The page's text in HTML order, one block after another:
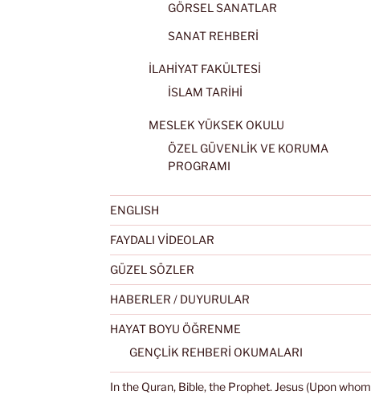
GÖRSEL SANATLAR
SANAT REHBERİ
İLAHİYAT FAKÜLTESİ
İSLAM TARİHİ
MESLEK YÜKSEK OKULU
ÖZEL GÜVENLİK VE KORUMA
PROGRAMI
ENGLISH
FAYDALI VİDEOLAR
GÜZEL SÖZLER
HABERLER / DUYURULAR
HAYAT BOYU ÖĞRENME
GENÇLİK REHBERİ OKUMALARI
In the Quran, Bible, the Prophet. Jesus (Upon whom